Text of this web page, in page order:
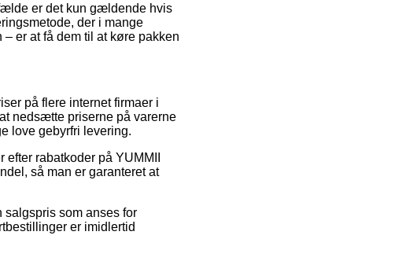
er det kun gældende hvis
der i mange
er at få dem til at køre pakken
på flere internet firmaer i
nedsætte priserne på varerne
love gebyrfri levering.
rabatkoder på YUMMII
så man er garanteret at
salgspris som anses for
er imidlertid